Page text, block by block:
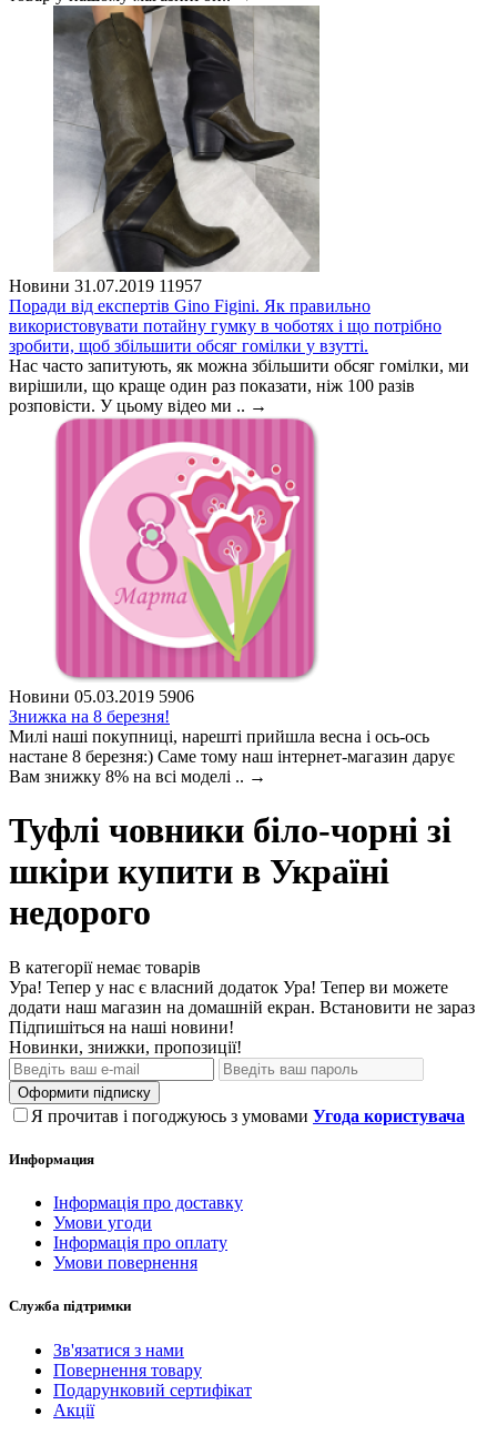
Новини 31.07.2019 11957
Поради від експертів Gino Figini. Як правильно
використовувати потайну гумку в чоботях і що потрібно
зробити, щоб збільшити обсяг гомілки у взутті.
Нас часто запитують, як можна збільшити обсяг гомілки, ми
вирішили, що краще один раз показати, ніж 100 разів
розповісти. У цьому відео ми .. →
Новини 05.03.2019 5906
Знижка на 8 березня!
Милі наші покупниці, нарешті прийшла весна і ось-ось
настане 8 березня:) Саме тому наш інтернет-магазин дарує
Вам знижку 8% на всі моделі .. →
Туфлі човники біло-чорні зі
шкіри купити в Україні
недорого
В категорії немає товарів
Ура! Тепер у нас є власний додаток Ура! Тепер ви можете
додати наш магазин на домашній екран. Встановити не зараз
Підпишіться на наші новини!
Новинки, знижки, пропозиції!
Оформити підписку
Я прочитав і погоджуюсь з умовами Угода користувача
Информация
Інформація про доставку
Умови угоди
Інформація про оплату
Умови повернення
Служба підтримки
Зв'язатися з нами
Повернення товару
Подарунковий сертифікат
Акції